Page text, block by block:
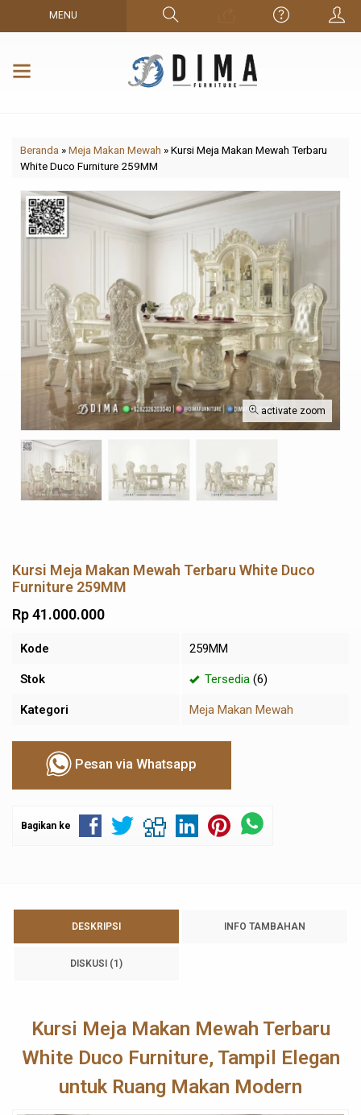
MENU
Beranda »Meja Makan Mewah »Kursi Meja Makan Mewah Terbaru
White Duco Furniture 259MM
activate zoom
Kursi Meja Makan Mewah Terbaru White Duco
Furniture 259MM
Rp 41.000.000
Kode 259MM
Stok Tersedia (6)
Kategori Meja Makan Mewah
Pesan via Whatsapp
Bagikan ke
DESKRIPSI INFO TAMBAHAN
DISKUSI (1)
Kursi Meja Makan Mewah Terbaru
White Duco Furniture, Tampil Elegan
untuk Ruang Makan Modern